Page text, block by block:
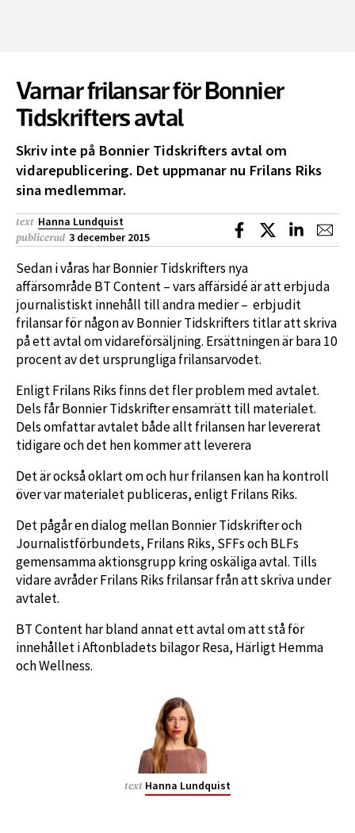
Varnar frilansar för Bonnier
Tidskrifters avtal
Skriv inte på Bonnier Tidskrifters avtal om
vidarepublicering. Det uppmanar nu Frilans Riks
sina medlemmar.
text Hanna Lundquist
publicerad 3 december 2015
Dela på Facebook
Dela på XDela på
Sedan i våras har Bonnier Tidskrifters nya
affärsområde BT Content – vars affärsidé är att erbjuda
journalistiskt innehåll till andra medier – erbjudit
frilansar för någon av Bonnier Tidskrifters titlar att skriva
på ett avtal om vidareförsäljning. Ersättningen är bara 10
procent av det ursprungliga frilansarvodet.
Enligt Frilans Riks finns det fler problem med avtalet.
Dels får Bonnier Tidskrifter ensamrätt till materialet.
Dels omfattar avtalet både allt frilansen har levererat
tidigare och det hen kommer att leverera
Det är också oklart om och hur frilansen kan ha kontroll
över var materialet publiceras, enligt Frilans Riks.
Det pågår en dialog mellan Bonnier Tidskrifter och
Journalistförbundets, Frilans Riks, SFFs och BLFs
gemensamma aktionsgrupp kring oskäliga avtal. Tills
vidare avråder Frilans Riks frilansar från att skriva under
avtalet.
BT Content har bland annat ett avtal om att stå för
innehållet i Aftonbladets bilagor Resa, Härligt Hemma
och Wellness.
text Hanna Lundquist